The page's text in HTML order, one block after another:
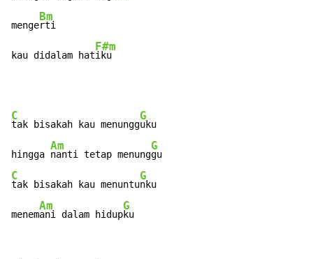
menge
Bm
rti
kau didalam hat
F#m
iku
C
tak bisakah kau menungg
G
uku
hingga
Am
nanti tetap menung
G
C
tak bisakah kau menuntu
G
nku
menem
Am
ani dalam hidup
G
ku